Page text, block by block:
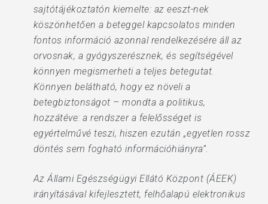
sajtótájékoztatón kiemelte: az eeszt-nek
köszönhetően a beteggel kapcsolatos minden
fontos információ azonnal rendelkezésére áll az
orvosnak, a gyógyszerésznek, és segítségével
könnyen megismerheti a teljes betegutat.
Könnyen belátható, hogy ez növeli a
betegbiztonságot – mondta a politikus,
hozzátéve: a rendszer a felelősséget is
egyértelművé teszi, hiszen ezután „egyetlen rossz
döntés sem fogható információhiányra”.
Az Állami Egészségügyi Ellátó Központ (ÁEEK)
irányításával kifejlesztett, felhőalapú elektronikus